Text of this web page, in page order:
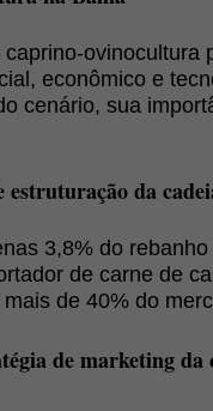
ovinocultura
econômico e
cenário, sua
estruturação da
3,8% do
de carne de
de 40% do
de marketing da